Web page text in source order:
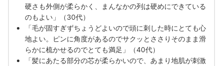
硬さも外側が柔らかく、まんなかの列は硬めにできている
のもよい」（30代）
「毛が固すぎずちょうどよいので頭に刺した時にとても心
地よい。ピンに角度があるのでサクッとささりそのまま滑
らかに梳かせるのでとても満足」（40代）
「髪にあたる部分の芯が柔らかいので、あまり地肌が刺激